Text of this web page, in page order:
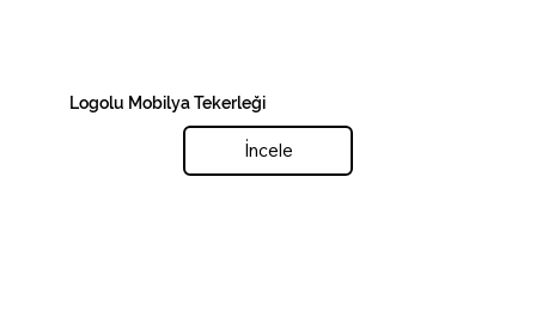
Logolu Mobilya Tekerleği
İncele